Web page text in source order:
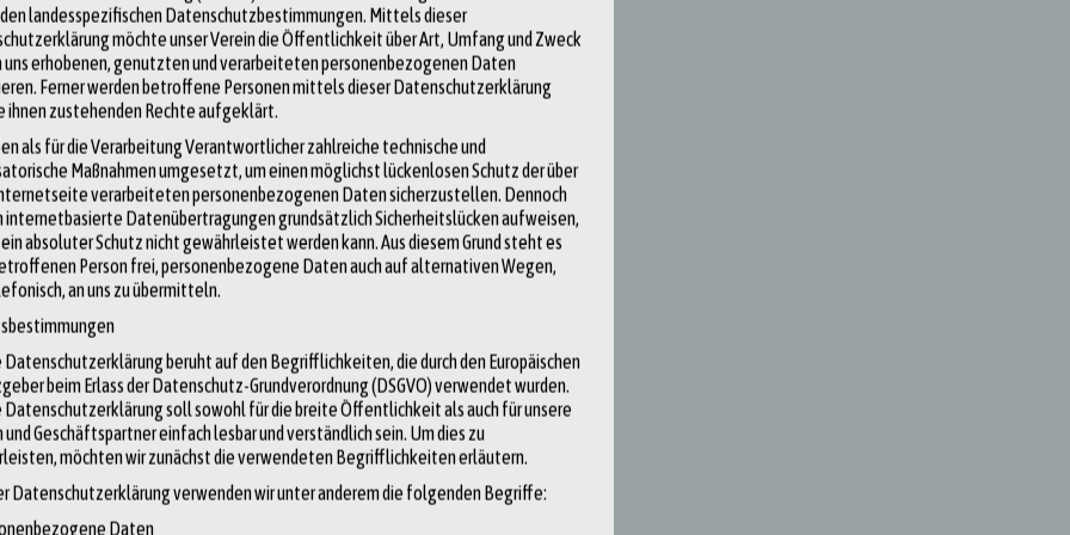
Konfliktlinien gegenüberstehen und verschiedene
die Republikanische Partei.
ältere der beiden Parteien. Sie setzt sich für soziale Themen
die Bekämpfung des Klimawandels und für die
und konservativ. Nach dem 11. September 2001 wurde der
gerichtet. Die Republikaner sind für strengere
liberalere Gesetzgebung beim Thema Waffenbesitz sowie eine
gegen gleichgeschlechtliche Ehen und gegen Abtreibung.
Parties“, welche in der Vergangenheit zwar auch Kandidat:innen
Wahlrechts jedoch nie nachhaltig bei Wahlen auf Bundes- oder
landesspezifischen Datenschutzbestimmungen. Mittels dieser
möchte unser Verein die Öffentlichkeit über Art, Umfang und Zweck
uns erhobenen, genutzten und verarbeiteten personenbezogenen Daten
Ferner werden betroffene Personen mittels dieser Datenschutzerklärung
ihnen zustehenden Rechte aufgeklärt.
als für die Verarbeitung Verantwortlicher zahlreiche technische und
Maßnahmen umgesetzt, um einen möglichst lückenlosen Schutz der über
verarbeiteten personenbezogenen Daten sicherzustellen. Dennoch
internetbasierte Datenübertragungen grundsätzlich Sicherheitslücken aufweisen,
absoluter Schutz nicht gewährleistet werden kann. Aus diesem Grund steht es
Person frei, personenbezogene Daten auch auf alternativen Wegen,
an uns zu übermitteln.
Datenschutzerklärung beruht auf den Begrifflichkeiten, die durch den Europäischen
beim Erlass der Datenschutz-Grundverordnung (DSGVO) verwendet wurden.
Datenschutzerklärung soll sowohl für die breite Öffentlichkeit als auch für unsere
und Geschäftspartner einfach lesbar und verständlich sein. Um dies zu
möchten wir zunächst die verwendeten Begrifflichkeiten erläutern.
Datenschutzerklärung verwenden wir unter anderem die folgenden Begriffe:
Daten